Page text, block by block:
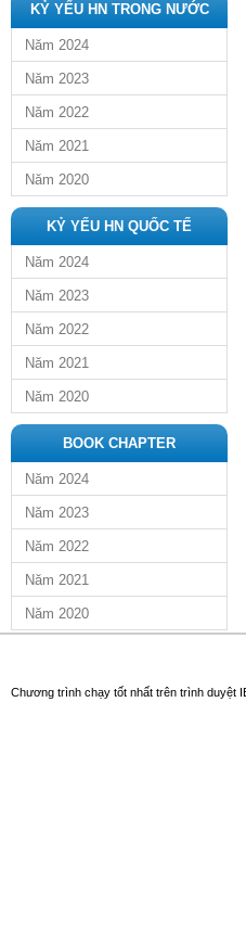
KỶ YẾU HN TRONG NƯỚC
Năm 2024
Năm 2023
Năm 2022
Năm 2021
Năm 2020
KỶ YẾU HN QUỐC TẾ
Năm 2024
Năm 2023
Năm 2022
Năm 2021
Năm 2020
BOOK CHAPTER
Năm 2024
Năm 2023
Năm 2022
Năm 2021
Năm 2020
Chương trình chạy tốt nhất trên trình duyệt